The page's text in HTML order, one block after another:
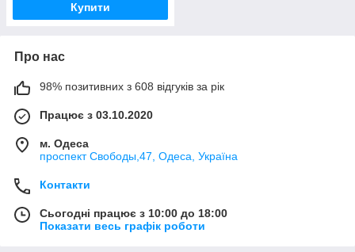
Купити
Про нас
98% позитивних з 608 відгуків за рік
Працює з 03.10.2020
м. Одеса
проспект Свободы,47, Одеса, Україна
Контакти
Сьогодні працює з 10:00 до 18:00
Показати весь графік роботи